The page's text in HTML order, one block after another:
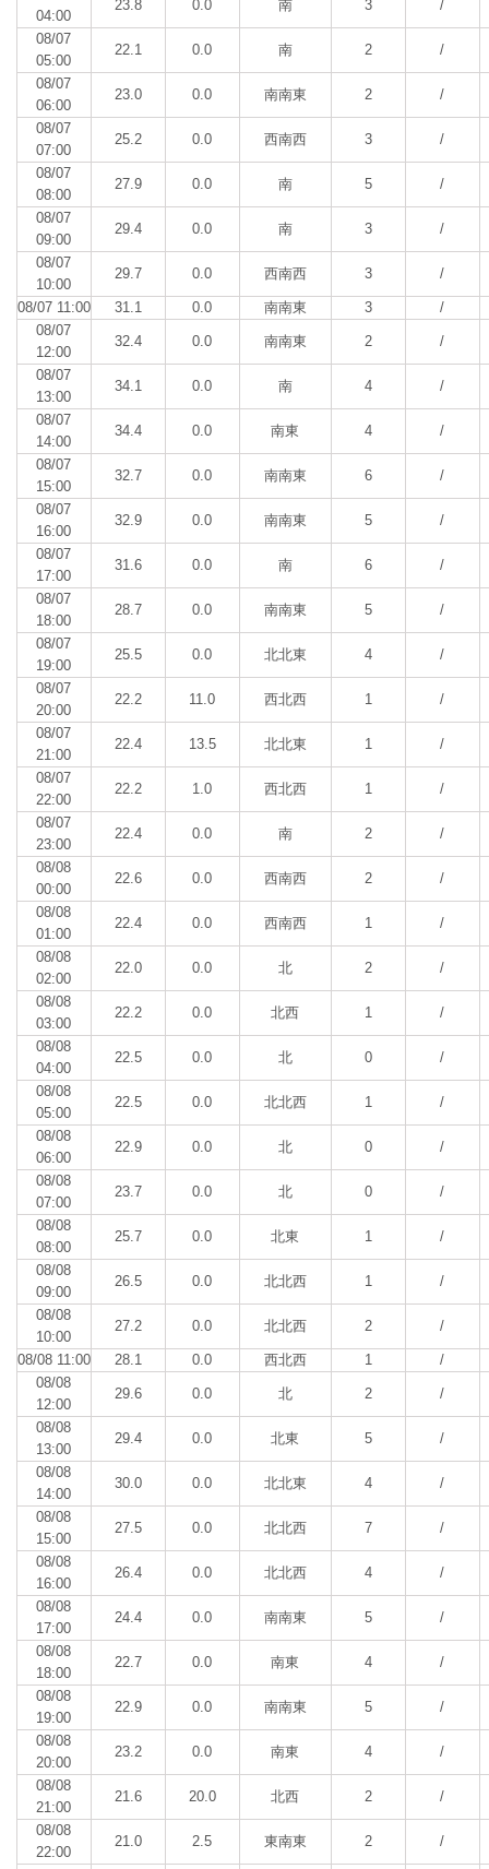
04:00
23.8 0.0 南 3 /
08/07
05:00
22.1 0.0 南 2 /
08/07
06:00
23.0 0.0 南南東 2 /
08/07
07:00
25.2 0.0 西南西 3 /
08/07
08:00
27.9 0.0 南 5 /
08/07
09:00
29.4 0.0 南 3 /
08/07
10:00
29.7 0.0 西南西 3 /
08/07 11:00 31.1 0.0 南南東 3
/
08/07
12:00
32.4 0.0 南南東 2 /
08/07
13:00
34.1 0.0 南 4 /
08/07
14:00
34.4 0.0 南東 4 /
08/07
15:00
32.7 0.0 南南東 6 /
08/07
16:00
32.9 0.0 南南東 5 /
08/07
17:00
31.6 0.0 南 6 /
08/07
18:00
28.7 0.0 南南東 5 /
08/07
19:00
25.5 0.0 北北東 4 /
08/07
20:00
22.2 11.0 西北西 1 /
08/07
21:00
22.4 13.5 北北東 1 /
08/07
22:00
22.2 1.0 西北西 1 /
08/07
23:00
22.4 0.0 南 2 /
08/08
00:00
22.6 0.0 西南西 2 /
08/08
01:00
22.4 0.0 西南西 1 /
08/08
02:00
22.0 0.0 北 2 /
08/08
03:00
22.2 0.0 北西 1 /
08/08
04:00
22.5 0.0 北 0 /
08/08
05:00
22.5 0.0 北北西 1 /
08/08
06:00
22.9 0.0 北 0 /
08/08
07:00
23.7 0.0 北 0 /
08/08
08:00
25.7 0.0 北東 1 /
08/08
09:00
26.5 0.0 北北西 1 /
08/08
10:00
27.2 0.0 北北西 2 /
08/08 11:00 28.1 0.0 西北西 1
/
08/08
12:00
29.6 0.0 北 2 /
08/08
13:00
29.4 0.0 北東 5 /
08/08
14:00
30.0 0.0 北北東 4 /
08/08
15:00
27.5 0.0 北北西 7 /
08/08
16:00
26.4 0.0 北北西 4 /
08/08
17:00
24.4 0.0 南南東 5 /
08/08
18:00
22.7 0.0 南東 4 /
08/08
19:00
22.9 0.0 南南東 5 /
08/08
20:00
23.2 0.0 南東 4 /
08/08
21:00
21.6 20.0 北西 2 /
08/08
22:00
21.0 2.5 東南東 2 /